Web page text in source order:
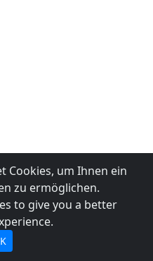
Cookies, um Ihnen ein
zu ermöglichen.
to give you a better